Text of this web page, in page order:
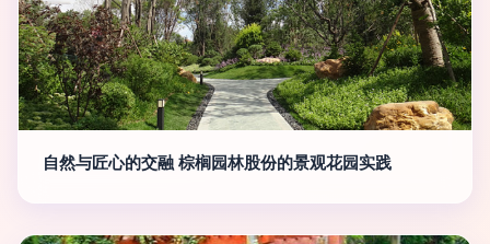
自然与匠心的交融 棕榈园林股份的景观花园实践